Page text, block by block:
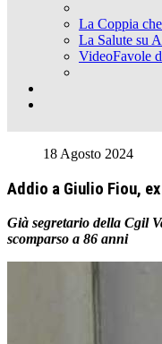
La Coppia
La Salute su
VideoFavole
18 Agosto 2024
Addio a Giulio Fiou,
Già segretario della Cgil
scomparso a 86 anni